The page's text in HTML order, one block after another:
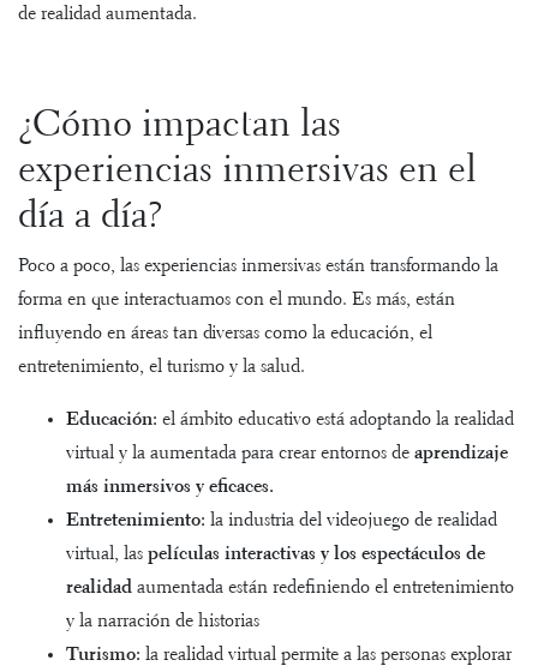
de realidad aumentada.
¿Cómo impactan las
experiencias inmersivas en el
día a día?
Poco a poco, las experiencias inmersivas están transformando la
forma en que interactuamos con el mundo. Es más, están
influyendo en áreas tan diversas como la educación, el
entretenimiento, el turismo y la salud.
Educación: el ámbito educativo está adoptando la realidad
virtual y la aumentada para crear entornos de aprendizaje
más inmersivos y eficaces.
Entretenimiento: la industria del videojuego de realidad
virtual, las películas interactivas y los espectáculos de
realidad aumentada están redefiniendo el entretenimiento
y la narración de historias
Turismo: la realidad virtual permite a las personas explorar